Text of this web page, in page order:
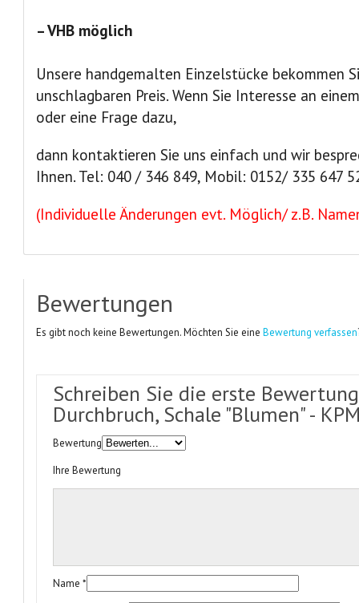
– VHB möglich
Unsere handgemalten Einzelstücke bekommen
unschlagbaren Preis. Wenn Sie Interesse an
oder eine Frage dazu,
dann kontaktieren Sie uns einfach und wir
Ihnen. Tel: 040 / 346 849, Mobil: 0152/ 335 647
(Individuelle Änderungen evt. Möglich/ z.B.
Bewertungen
Es gibt noch keine Bewertungen. Möchten Sie eineBewertung verfassen
Schreiben Sie die erste
Durchbruch, Schale "Blumen" -
Bewertung
Ihre Bewertung
Name *